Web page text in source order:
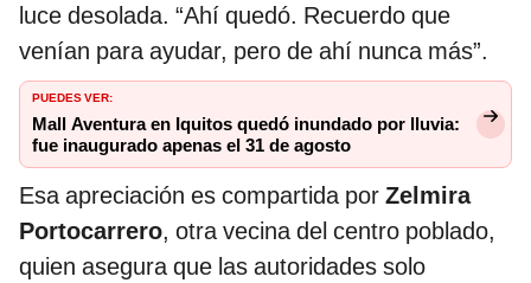
luce desolada. “Ahí quedó. Recuerdo que
venían para ayudar, pero de ahí nunca más”.
PUEDES VER:
Mall Aventura en Iquitos quedó inundado por lluvia:
fue inaugurado apenas el 31 de agosto
Esa apreciación es compartida por Zelmira
Portocarrero, otra vecina del centro poblado,
quien asegura que las autoridades solo